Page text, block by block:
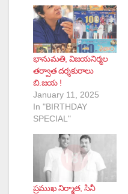
భానుమతి, విజయనిర్మల
తర్వాత దర్శకురాలు
బి.జయ !
January 11, 2025
In "BIRTHDAY
SPECIAL"
ప్రముఖ నిర్మాత, సినీ